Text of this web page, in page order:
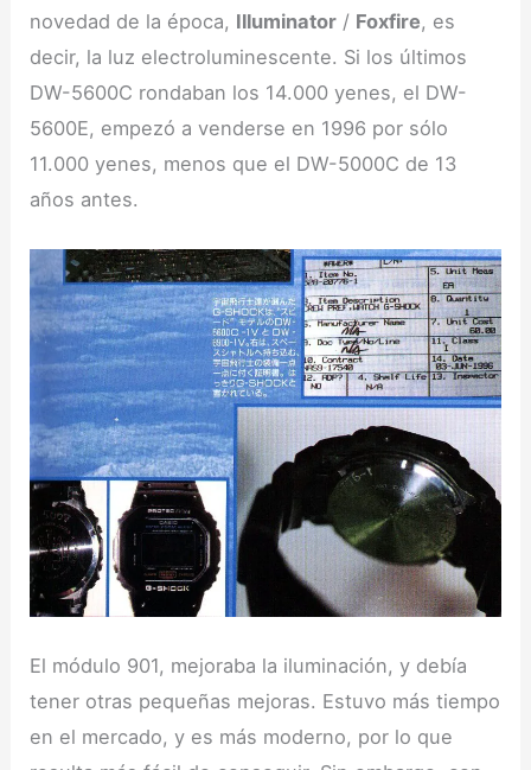
novedad de la época, Illuminator / Foxfire, es
decir, la luz electroluminescente. Si los últimos
DW-5600C rondaban los 14.000 yenes, el DW-
5600E, empezó a venderse en 1996 por sólo
11.000 yenes, menos que el DW-5000C de 13
años antes.
El módulo 901, mejoraba la iluminación, y debía
tener otras pequeñas mejoras. Estuvo más tiempo
en el mercado, y es más moderno, por lo que